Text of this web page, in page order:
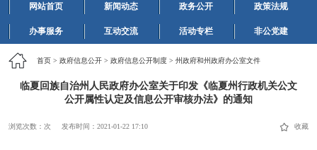
网站首页 新闻动态 政务公开 政策法规
办事服务 互动交流 活动专栏 非公党建
首页> 政府信息公开> 政府信息公开制度> 州政府和州政府办公室文件
临夏回族自治州人民政府办公室关于印发《临夏州行政机关公文
公开属性认定及信息公开审核办法》的通知
浏览次数： 次 发布时间： 2021-01-22 17:10 收藏